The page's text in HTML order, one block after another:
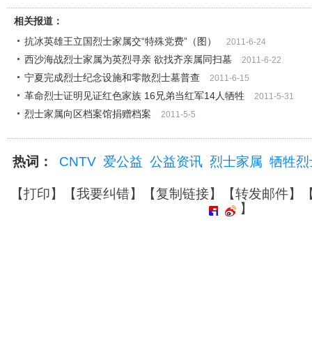
相关报道：
抗冰英雄王立国烈士家属交“特殊党费”（图）
2011-6-24
西沙海战烈士家属为英烈寻亲 欲找齐亲属同扫墓 2011-6-22
宁夏完成烈士纪念设施和零散烈士墓普查 2011-6-15
革命烈士证明见证红色家族 16兄弟当红军14人牺牲 2011-5-31
烈士家属向区档案馆捐赠档案 2011-5-5
热词： CNTV 爱公益 公益资讯 烈士家属 牺牲烈
【打印】【我要纠错】【复制链接】【转发邮件】
】